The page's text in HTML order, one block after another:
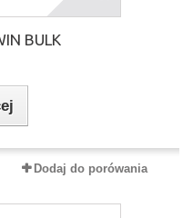
BULK
Dodaj do porówania